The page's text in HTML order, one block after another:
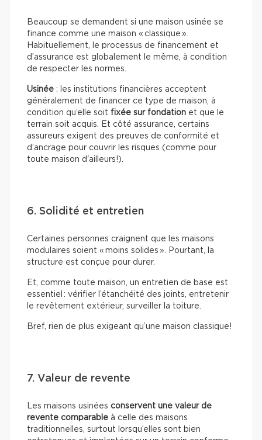
Beaucoup se demandent si une maison usinée se
finance comme une maison « classique ».
Habituellement, le processus de financement et
d’assurance est globalement le même, à condition
de respecter les normes.
Usinée : les institutions financières acceptent
généralement de financer ce type de maison, à
condition qu’elle soit fixée sur fondation et que le
terrain soit acquis. Et côté assurance, certains
assureurs exigent des preuves de conformité et
d’ancrage pour couvrir les risques (comme pour
toute maison d'ailleurs!).
6. Solidité et entretien
Certaines personnes craignent que les maisons
modulaires soient « moins solides ». Pourtant, la
structure est conçue pour durer.
Et, comme toute maison, un entretien de base est
essentiel : vérifier l’étanchéité des joints, entretenir
le revêtement extérieur, surveiller la toiture.
Bref, rien de plus exigeant qu’une maison classique!
7. Valeur de revente
Les maisons usinées conservent une valeur de
revente comparable à celle des maisons
traditionnelles, surtout lorsqu’elles sont bien